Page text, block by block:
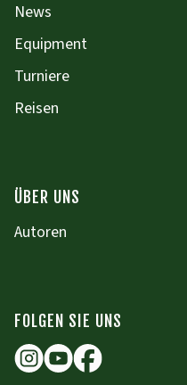
News
Equipment
Turniere
Reisen
ÜBER UNS
Autoren
FOLGEN SIE UNS